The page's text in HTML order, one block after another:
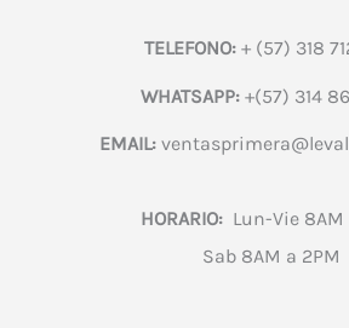
TELEFONO:+ (57) 318
WHATSAPP:+(57) 314
EMAIL:
HORARIO:Lun-Vie 8AM
Sab 8AM a 2PM